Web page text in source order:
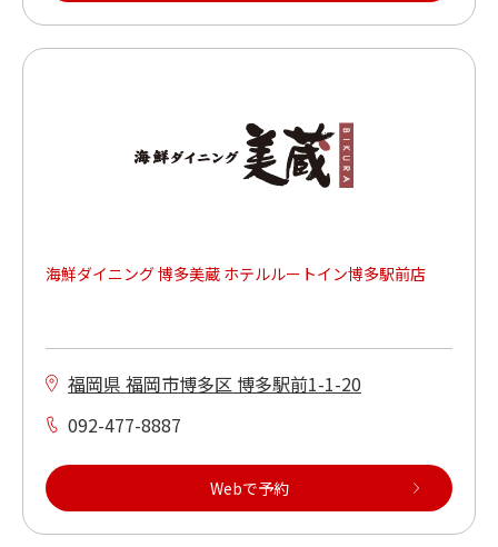
海鮮ダイニング 博多美蔵 ホテルルートイン博多駅前店
福岡県 福岡市博多区 博多駅前1-1-20
092-477-8887
Webで予約